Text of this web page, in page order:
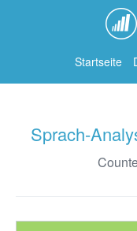
Startseite
Sprach-